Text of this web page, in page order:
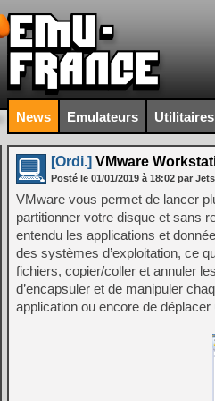
News Emulateurs Utilitaires
[Ordi.] VMware
Posté le 01/01/2019 à 18:02 par Jets
VMware vous permet de lancer
partitionner votre disque et sans
entendu les applications et
des systèmes d’exploitation, ce
fichiers, copier/coller et annuler
d’encapsuler et de manipuler
application ou encore de